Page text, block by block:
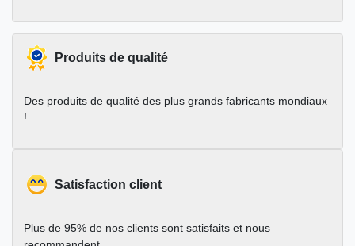
Produits de qualité
Des produits de qualité des plus grands fabricants mondiaux
!
Satisfaction client
Plus de 95% de nos clients sont satisfaits et nous